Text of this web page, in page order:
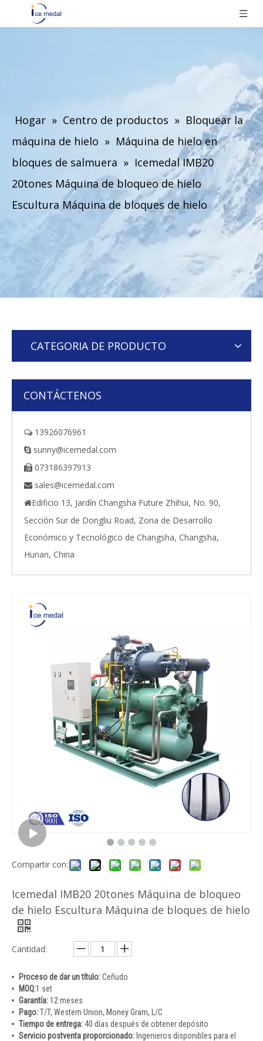
Hogar » Centro de productos » Bloquear la
máquina de hielo » Máquina de hielo en
bloques de salmuera » Icemedal IMB20
20tones Máquina de bloqueo de hielo
Escultura Máquina de bloques de hielo
CATEGORIA DE PRODUCTO
CONTÁCTENOS
 13926076961
 sunny@icemedal.com
 073186397913
 sales@icemedal.com
Edificio 13, Jardín Changsha Future Zhihui, No. 90,
Sección Sur de Dongliu Road, Zona de Desarrollo
Económico y Tecnológico de Changsha, Changsha,
Hunan, China
Compartir con:
Icemedal IMB20 20tones Máquina de bloqueo
de hielo Escultura Máquina de bloques de hielo
Cantidad:
Proceso de dar un título:Ceñudo
MOQ:1 set
Garantía: 12 meses
Pago:T/T, Western Union, Money Gram, L/C
Tiempo de entrega:40 días después de obtener depósito
Servicio postventa proporcionado: Ingenieros disponibles para el